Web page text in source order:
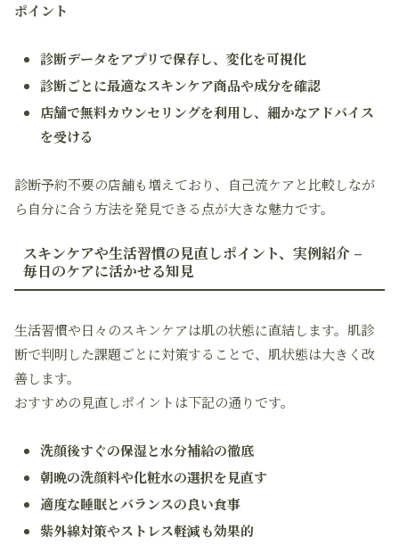
ポイント
診断データをアプリで保存し、変化を可視化
診断ごとに最適なスキンケア商品や成分を確認
店舗で無料カウンセリングを利用し、細かなアドバイス
を受ける
診断予約不要の店舗も増えており、自己流ケアと比較しなが
ら自分に合う方法を発見できる点が大きな魅力です。
スキンケアや生活習慣の見直しポイント、実例紹介 –
毎日のケアに活かせる知見
生活習慣や日々のスキンケアは肌の状態に直結します。肌診
断で判明した課題ごとに対策することで、肌状態は大きく改
善します。
おすすめの見直しポイントは下記の通りです。
洗顔後すぐの保湿と水分補給の徹底
朝晩の洗顔料や化粧水の選択を見直す
適度な睡眠とバランスの良い食事
紫外線対策やストレス軽減も効果的